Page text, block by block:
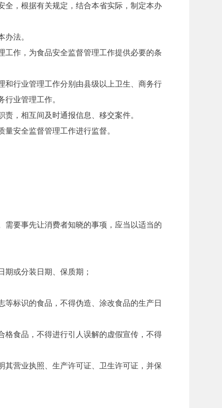
，根据有关规定，结合本省实际，制定本办
法。
作，为食品安全监督管理工作提供必要的条
行业管理工作分别由县级以上卫生、商务行
业管理工作。
，相互间及时通报信息、移交案件。
安全监督管理工作进行监督。
要事先让消费者知晓的事项，应当以适当的
或分装日期、保质期；
标识的食品，不得伪造、涂改食品的生产日
食品，不得进行引人误解的虚假宣传，不得
营业执照、生产许可证、卫生许可证，并保